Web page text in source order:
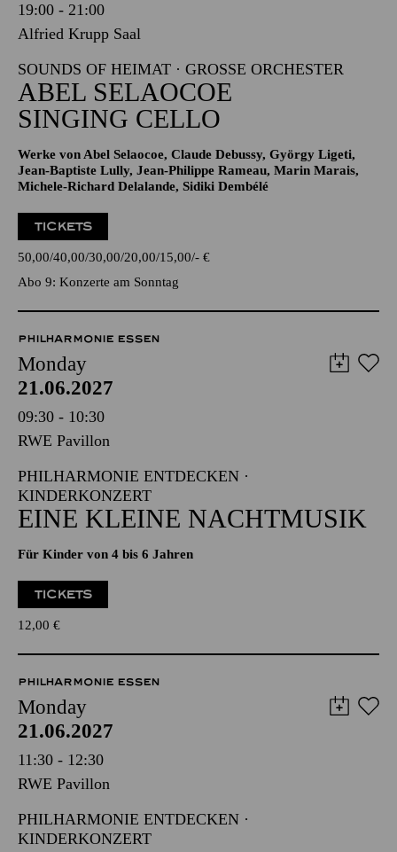
19:00 - 21:00
Alfried Krupp Saal
SOUNDS OF HEIMAT · GROSSE ORCHESTER
ABEL SELAOCOE
SINGING CELLO
Werke von Abel Selaocoe, Claude Debussy, György Ligeti,
Jean-Baptiste Lully, Jean-Philippe Rameau, Marin Marais,
Michele-Richard Delalande, Sidiki Dembélé
TICKETS
50,00 40,00 30,00 20,00 15,00 - €
Abo 9: Konzerte am Sonntag
PHILHARMONIE ESSEN
Monday
21.06.2027
09:30 - 10:30
RWE Pavillon
PHILHARMONIE ENTDECKEN ·
KINDERKONZERT
EINE KLEINE NACHTMUSIK
Für Kinder von 4 bis 6 Jahren
TICKETS
12,00 €
PHILHARMONIE ESSEN
Monday
21.06.2027
11:30 - 12:30
RWE Pavillon
PHILHARMONIE ENTDECKEN ·
KINDERKONZERT